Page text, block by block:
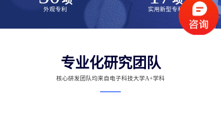
外观专利 实用新型专利
专业化研究团队
核心研发团队均来自电子科技大学A+学科